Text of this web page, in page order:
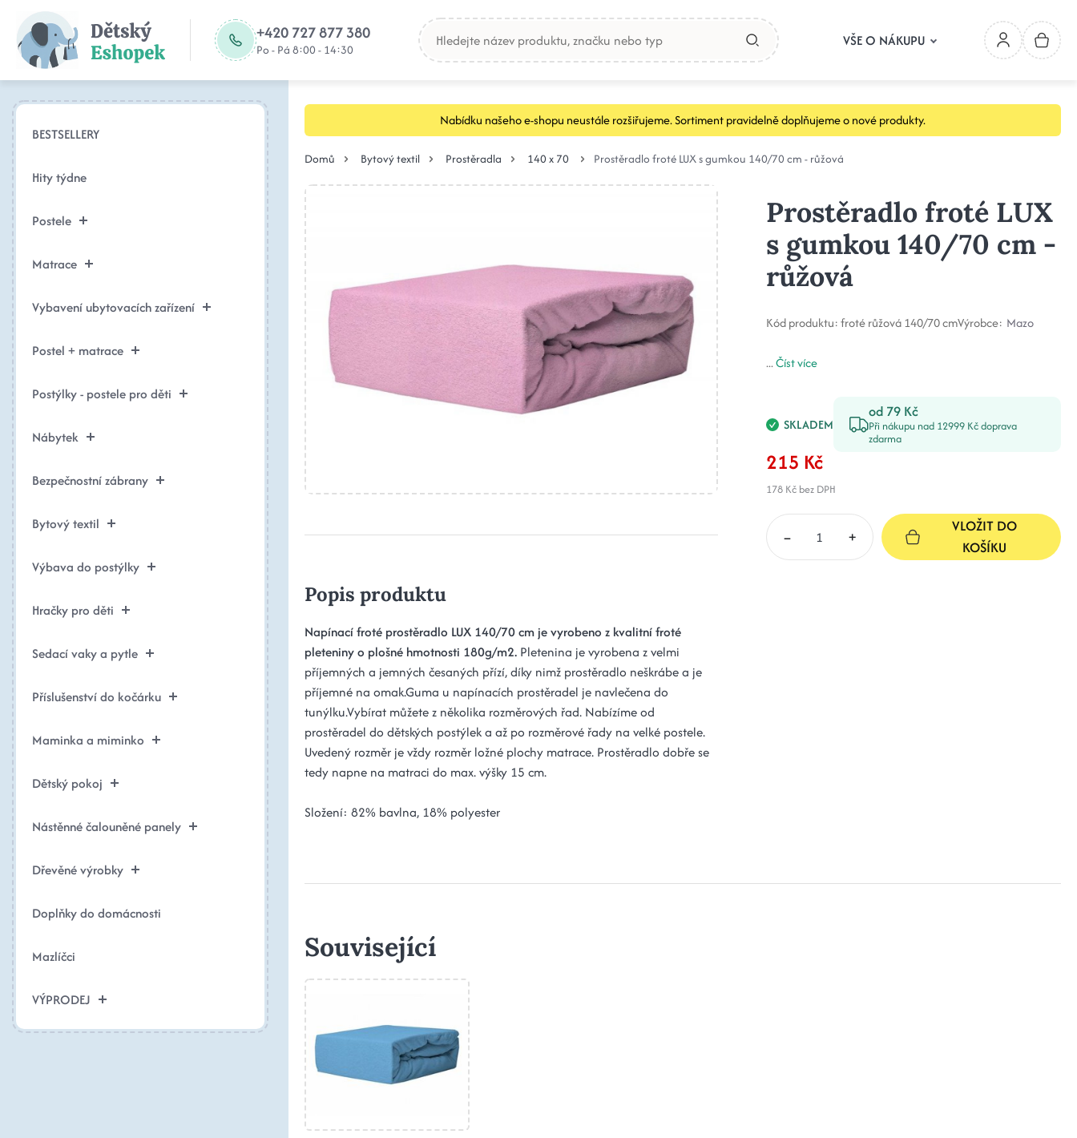
+420 727 877 380
Po - Pá 8:00 - 14:30
VŠE O NÁKUPU
BESTSELLERY
Hity týdne
Postele
Matrace
Vybavení ubytovacích zařízení
Postel + matrace
Postýlky - postele pro děti
Nábytek
Bezpečnostní zábrany
Bytový textil
Výbava do postýlky
Hračky pro děti
Sedací vaky a pytle
Příslušenství do kočárku
Maminka a miminko
Dětský pokoj
Nástěnné čalouněné panely
Dřevěné výrobky
Doplňky do domácnosti
Mazlíčci
VÝPRODEJ
Nabídku našeho e-shopu neustále rozšiřujeme. Sortiment pravidelně doplňujeme o nové produkty.
Domů Bytový textil Prostěradla 140 x 70 Prostěradlo froté LUX s gumkou 140/70 cm - růžová
Popis produktu
Napínací froté prostěradlo LUX 140/70 cm je vyrobeno z kvalitní froté
pleteniny o plošné hmotnosti 180g/m2. Pletenina je vyrobena z velmi
příjemných a jemných česaných přízí, díky nimž prostěradlo neškrábe a je
příjemné na omak.Guma u napínacích prostěradel je navlečena do
tunýlku.Vybírat můžete z několika rozměrových řad. Nabízíme od
prostěradel do dětských postýlek a až po rozměrové řady na velké postele.
Uvedený rozměr je vždy rozměr ložné plochy matrace. Prostěradlo dobře se
tedy napne na matraci do max. výšky 15 cm.
Složení: 82% bavlna, 18% polyester
Prostěradlo froté LUX
s gumkou 140/70 cm -
růžová
Kód produktu:froté růžová 140/70 cmVýrobce: Mazo
...Číst více
SKLADEM
od 79 Kč
Při nákupu nad 12999 Kč doprava
zdarma
215 Kč
178 Kčbez DPH
– +
VLOŽIT DO
KOŠÍKU
Související